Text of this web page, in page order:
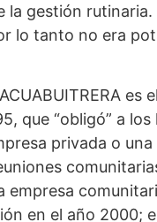
la gestión
lo tanto no era
que “obligó” a
privada o
empresa
en el año